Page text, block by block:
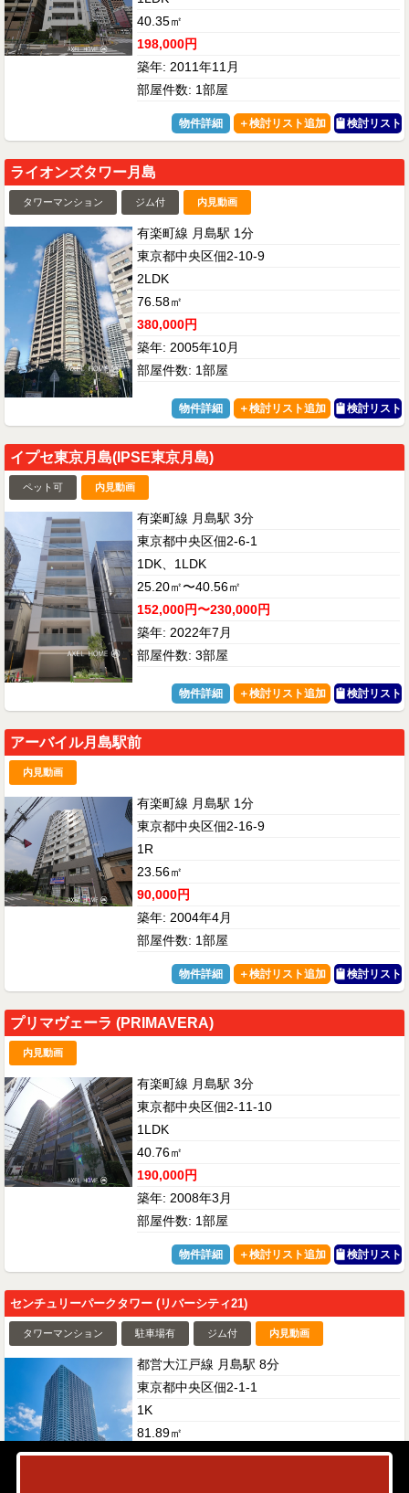
40.35㎡
198,000円
築年: 2011年11月
部屋件数: 1部屋
物件詳細 検討リスト
ライオンズタワー月島
タワーマンション ジム付 内見動画
有楽町線 月島駅 1分
東京都中央区佃2-10-9
2LDK
76.58㎡
380,000円
築年: 2005年10月
部屋件数: 1部屋
物件詳細 検討リスト
イプセ東京月島(IPSE東京月島)
ペット可 内見動画
有楽町線 月島駅 3分
東京都中央区佃2-6-1
1DK、1LDK
25.20㎡〜40.56㎡
152,000円〜230,000円
築年: 2022年7月
部屋件数: 3部屋
物件詳細 検討リスト
アーバイル月島駅前
内見動画
有楽町線 月島駅 1分
東京都中央区佃2-16-9
1R
23.56㎡
90,000円
築年: 2004年4月
部屋件数: 1部屋
物件詳細 検討リスト
プリマヴェーラ (PRIMAVERA)
内見動画
有楽町線 月島駅 3分
東京都中央区佃2-11-10
1LDK
40.76㎡
190,000円
築年: 2008年3月
部屋件数: 1部屋
物件詳細 検討リスト
センチュリーパークタワー (リバーシティ21)
タワーマンション 駐車場有 ジム付 内見動画
都営大江戸線 月島駅 8分
東京都中央区佃2-1-1
1K
81.89㎡
380,000円